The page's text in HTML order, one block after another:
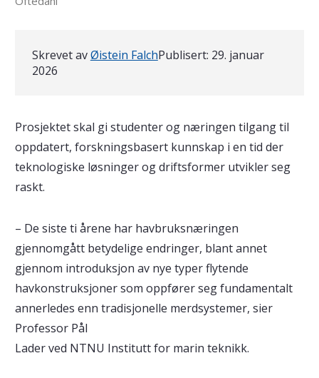
Skrevet avØistein FalchPublisert: 29. januar
2026
Prosjektet skal gi studenter og næringen tilgang til
oppdatert, forskningsbasert kunnskap i en tid der
teknologiske løsninger og driftsformer utvikler seg
raskt.
– De siste ti årene har havbruksnæringen
gjennomgått betydelige endringer, blant annet
gjennom introduksjon av nye typer flytende
havkonstruksjoner som oppfører seg fundamentalt
annerledes enn tradisjonelle merdsystemer, sier
Professor Pål
Lader ved NTNU Institutt for marin teknikk.